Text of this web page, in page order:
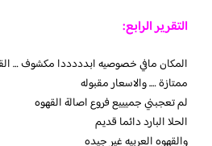
التقرير الرابع:
المكان مافي خصوصيه ابدددددا مكشوف …
ممتازة …. والاسعار مقبوله
لم تعجبني جميييع فروع اصالة القهوه
الحلا البارد دائما قديم